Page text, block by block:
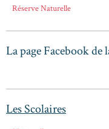
Réserve Naturelle
La page Facebook
Les Scolaires